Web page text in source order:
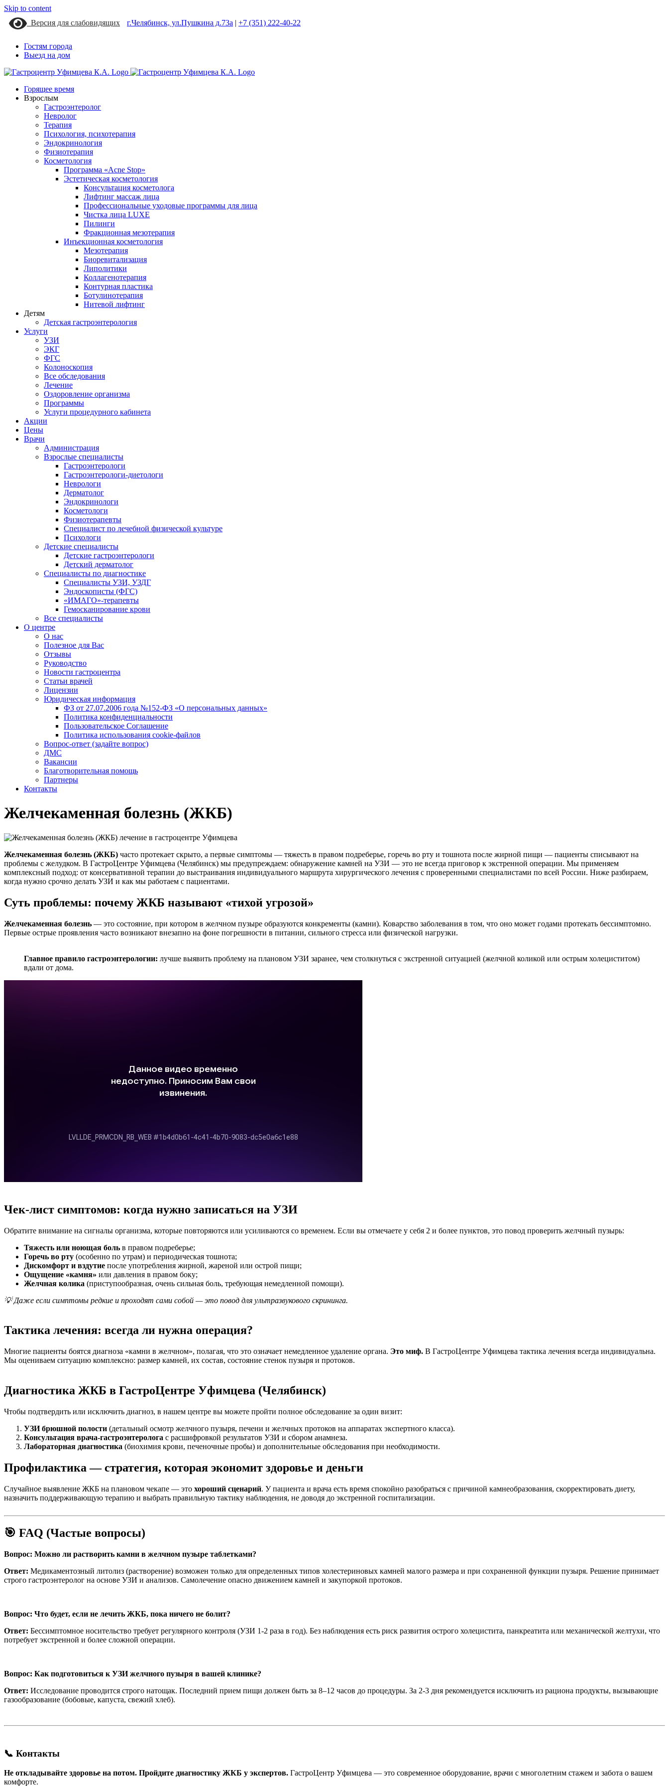
Skip to content
Версия для слабовидящих
г.Челябинск, ул.Пушкина д.73а | +7 (351) 222-40-22
Гостям города
Выезд на дом
Горящее время
Взрослым
Гастроэнтеролог
Невролог
Терапия
Психология, психотерапия
Эндокринология
Физиотерапия
Косметология
Программа «Acne Stop»
Эстетическая косметология
Консультация косметолога
Лифтинг массаж лица
Профессиональные уходовые программы для лица
Чистка лица LUXE
Пилинги
Фракционная мезотерапия
Инъекционная косметология
Мезотерапия
Биоревитализация
Липолитики
Коллагенотерапия
Контурная пластика
Ботулинотерапия
Нитевой лифтинг
Детям
Детская гастроэнтерология
Услуги
УЗИ
ЭКГ
ФГС
Колоноскопия
Все обследования
Лечение
Оздоровление организма
Программы
Услуги процедурного кабинета
Акции
Цены
Врачи
Администрация
Взрослые специалисты
Гастроэнтерологи
Гастроэнтерологи-диетологи
Неврологи
Дерматолог
Эндокринологи
Косметологи
Физиотерапевты
Специалист по лечебной физической культуре
Психологи
Детские специалисты
Детские гастроэнтерологи
Детский дерматолог
Специалисты по диагностике
Специалисты УЗИ, УЗДГ
Эндоскописты (ФГС)
«ИМАГО»-терапевты
Гемосканирование крови
Все специалисты
О центре
О нас
Полезное для Вас
Отзывы
Руководство
Новости гастроцентра
Статьи врачей
Лицензии
Юридическая информация
ФЗ от 27.07.2006 года №152-ФЗ «О персональных данных»
Политика конфиденциальности
Пользовательское Соглашение
Политика использования cookie-файлов
Вопрос-ответ (задайте вопрос)
ДМС
Вакансии
Благотворительная помощь
Партнеры
Контакты
Желчекаменная болезнь (ЖКБ)
Желчекаменная болезнь (ЖКБ) часто протекает скрыто, а первые симптомы — тяжесть в правом подреберье, горечь во рту и тошнота после жирной пищи — пациенты списывают на
проблемы с желудком. В ГастроЦентре Уфимцева (Челябинск) мы предупреждаем: обнаружение камней на УЗИ — это не всегда приговор к экстренной операции. Мы применяем
комплексный подход: от консервативной терапии до выстраивания индивидуального маршрута хирургического лечения с проверенными специалистами по всей России. Ниже разбираем,
когда нужно срочно делать УЗИ и как мы работаем с пациентами.
Суть проблемы: почему ЖКБ называют «тихой угрозой»
Желчекаменная болезнь — это состояние, при котором в желчном пузыре образуются конкременты (камни). Коварство заболевания в том, что оно может годами протекать бессимптомно.
Первые острые проявления часто возникают внезапно на фоне погрешности в питании, сильного стресса или физической нагрузки.
Главное правило гастроэнтерологии: лучше выявить проблему на плановом УЗИ заранее, чем столкнуться с экстренной ситуацией (желчной коликой или острым холециститом)
вдали от дома.
Чек-лист симптомов: когда нужно записаться на УЗИ
Обратите внимание на сигналы организма, которые повторяются или усиливаются со временем. Если вы отмечаете у себя 2 и более пунктов, это повод проверить желчный пузырь:
Тяжесть или ноющая боль в правом подреберье;
Горечь во рту (особенно по утрам) и периодическая тошнота;
Дискомфорт и вздутие после употребления жирной, жареной или острой пищи;
Ощущение «камня» или давления в правом боку;
Желчная колика (приступообразная, очень сильная боль, требующая немедленной помощи).
💡 Даже если симптомы редкие и проходят сами собой — это повод для ультразвукового скрининга.
Тактика лечения: всегда ли нужна операция?
Многие пациенты боятся диагноза «камни в желчном», полагая, что это означает немедленное удаление органа. Это миф. В ГастроЦентре Уфимцева тактика лечения всегда индивидуальна.
Мы оцениваем ситуацию комплексно: размер камней, их состав, состояние стенок пузыря и протоков.
Диагностика ЖКБ в ГастроЦентре Уфимцева (Челябинск)
Чтобы подтвердить или исключить диагноз, в нашем центре вы можете пройти полное обследование за один визит:
УЗИ брюшной полости (детальный осмотр желчного пузыря, печени и желчных протоков на аппаратах экспертного класса).
Консультация врача-гастроэнтеролога с расшифровкой результатов УЗИ и сбором анамнеза.
Лабораторная диагностика (биохимия крови, печеночные пробы) и дополнительные обследования при необходимости.
Профилактика — стратегия, которая экономит здоровье и деньги
Случайное выявление ЖКБ на плановом чекапе — это хороший сценарий. У пациента и врача есть время спокойно разобраться с причиной камнеобразования, скорректировать диету,
назначить поддерживающую терапию и выбрать правильную тактику наблюдения, не доводя до экстренной госпитализации.
🎯 FAQ (Частые вопросы)
Вопрос: Можно ли растворить камни в желчном пузыре таблетками?
Ответ: Медикаментозный литолиз (растворение) возможен только для определенных типов холестериновых камней малого размера и при сохраненной функции пузыря. Решение принимает
строго гастроэнтеролог на основе УЗИ и анализов. Самолечение опасно движением камней и закупоркой протоков.
Вопрос: Что будет, если не лечить ЖКБ, пока ничего не болит?
Ответ: Бессимптомное носительство требует регулярного контроля (УЗИ 1-2 раза в год). Без наблюдения есть риск развития острого холецистита, панкреатита или механической желтухи, что
потребует экстренной и более сложной операции.
Вопрос: Как подготовиться к УЗИ желчного пузыря в вашей клинике?
Ответ: Исследование проводится строго натощак. Последний прием пищи должен быть за 8–12 часов до процедуры. За 2-3 дня рекомендуется исключить из рациона продукты, вызывающие
газообразование (бобовые, капуста, свежий хлеб).
📞 Контакты
Не откладывайте здоровье на потом. Пройдите диагностику ЖКБ у экспертов. ГастроЦентр Уфимцева — это современное оборудование, врачи с многолетним стажем и забота о вашем
комфорте.